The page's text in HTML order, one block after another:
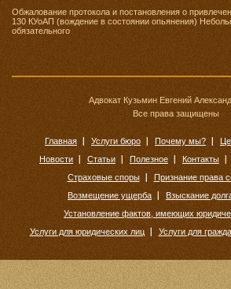
Обжалование протокола и постановления о
130 КУоАП (вождение в состоянии опьянения)
обязательного
Адвокат Кузьмин Евгений
Все права защищены
Главная Услуги бюро Почему мы?
Новости
Статьи Полезное Контакты
Страховые споры
Признание права
Возмещение ущерба
Взыскание
Установление фактов, имеющих
Услуги для юридических лиц
Услуги для